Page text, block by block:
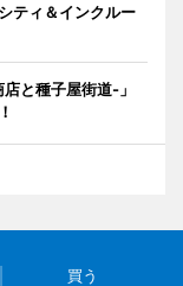
ティ＆インクルー
と種子屋街道-」
買う